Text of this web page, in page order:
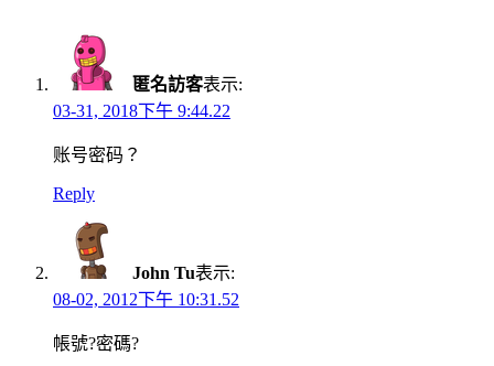
匿名訪客表示:
03-31, 2018下午 9:44.22
账号密码？
Reply
John Tu表示:
08-02, 2012下午 10:31.52
帳號?密碼?